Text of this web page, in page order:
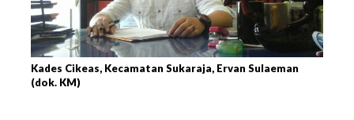
Kades Cikeas, Kecamatan Sukaraja, Ervan Sulaeman
(dok. KM)